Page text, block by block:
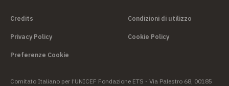
Credits Condizioni di utilizzo
Privacy Policy Cookie Policy
Preferenze Cookie
Comitato Italiano per l’UNICEF Fondazione ETS - Via Palestro 68, 00185